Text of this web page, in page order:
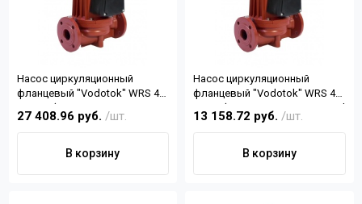
Насос циркуляционный
фланцевый "Vodotok" WRS 40-
1100-F, (1,1кВт, 13,8м3/ч, Н-19,
d отв.1 1/2")
27 408.96 руб. /шт.
В корзину
Насос циркуляционный
фланцевый "Vodotok" WRS 40-
370-F, (0.37 кВт, 8,7м3/ч, Н-10, d
отв.1 1/2")
13 158.72 руб. /шт.
В корзину